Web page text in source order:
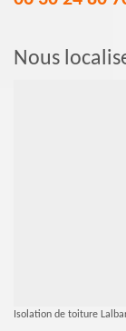
Nous
Isolation de toiture